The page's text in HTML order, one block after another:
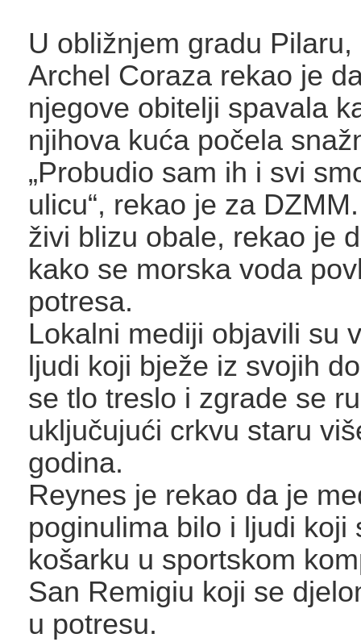
U obližnjem gradu
Archel Coraza rekao je
njegove obitelji spavala
njihova kuća počela
„Probudio sam ih i svi
ulicu“, rekao je za
živi blizu obale, rekao je
kako se morska voda
potresa.
Lokalni mediji objavili su
ljudi koji bježe iz svojih
se tlo treslo i zgrade se
uključujući crkvu staru
godina.
Reynes je rekao da je
poginulima bilo i ljudi koji
košarku u sportskom
San Remigiu koji se
u potresu.